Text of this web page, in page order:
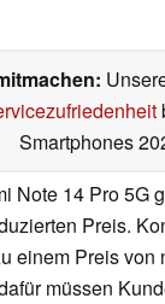
Smartphones
Note 14 Pro 5G
Preis.
einem Preis von
müssen